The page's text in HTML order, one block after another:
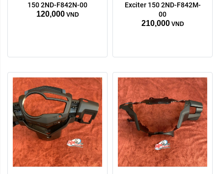
150 2ND-F842N-00
120,000 VND
Exciter 150 2ND-F842M-
00
210,000 VND